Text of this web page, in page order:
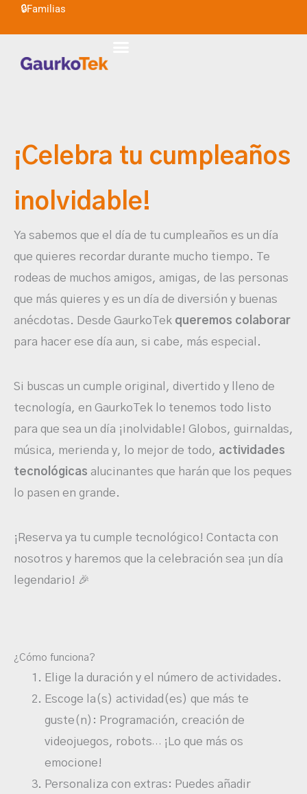
🔒Familias
¡Celebra tu cumpleaños
inolvidable!
Ya sabemos que el día de tu cumpleaños es un día
que quieres recordar durante mucho tiempo. Te
rodeas de muchos amigos, amigas, de las personas
que más quieres y es un día de diversión y buenas
anécdotas. Desde GaurkoTek queremos colaborar
para hacer ese día aun, si cabe, más especial.
Si buscas un cumple original, divertido y lleno de
tecnología, en GaurkoTek lo tenemos todo listo
para que sea un día ¡inolvidable! Globos, guirnaldas,
música, merienda y, lo mejor de todo, actividades
tecnológicas alucinantes que harán que los peques
lo pasen en grande.
¡Reserva ya tu cumple tecnológico! Contacta con
nosotros y haremos que la celebración sea ¡un día
legendario! 🎉
¿Cómo funciona?
Elige la duración y el número de actividades.
Escoge la(s) actividad(es) que más te
guste(n): Programación, creación de
videojuegos, robots… ¡Lo que más os
emocione!
Personaliza con extras: Puedes añadir